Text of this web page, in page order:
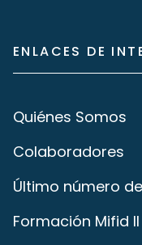
ENLACES DE
Quiénes Somos
Colaboradores
Último número
Formación Mifid II